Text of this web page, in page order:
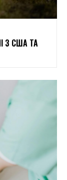
З США ТА